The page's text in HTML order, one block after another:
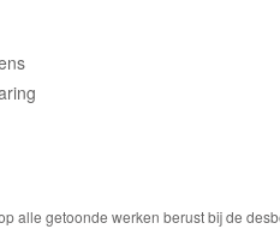
alle getoonde werken berust bij de